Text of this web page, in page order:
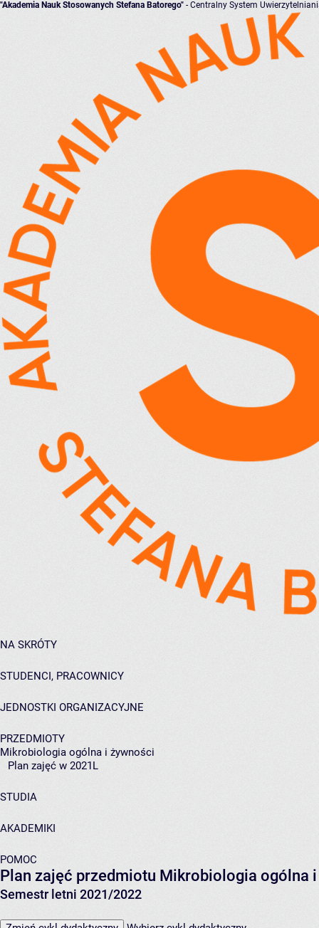
"Akademia Nauk Stosowanych Stefana Batorego" - Centralny System
NA SKRÓTY
STUDENCI, PRACOWNICY
JEDNOSTKI ORGANIZACYJNE
PRZEDMIOTY
Mikrobiologia ogólna i żywności
Plan zajęć w 2021L
STUDIA
AKADEMIKI
POMOC
Plan zajęć przedmiotu Mikrobiologia ogólna
Semestr letni 2021/2022